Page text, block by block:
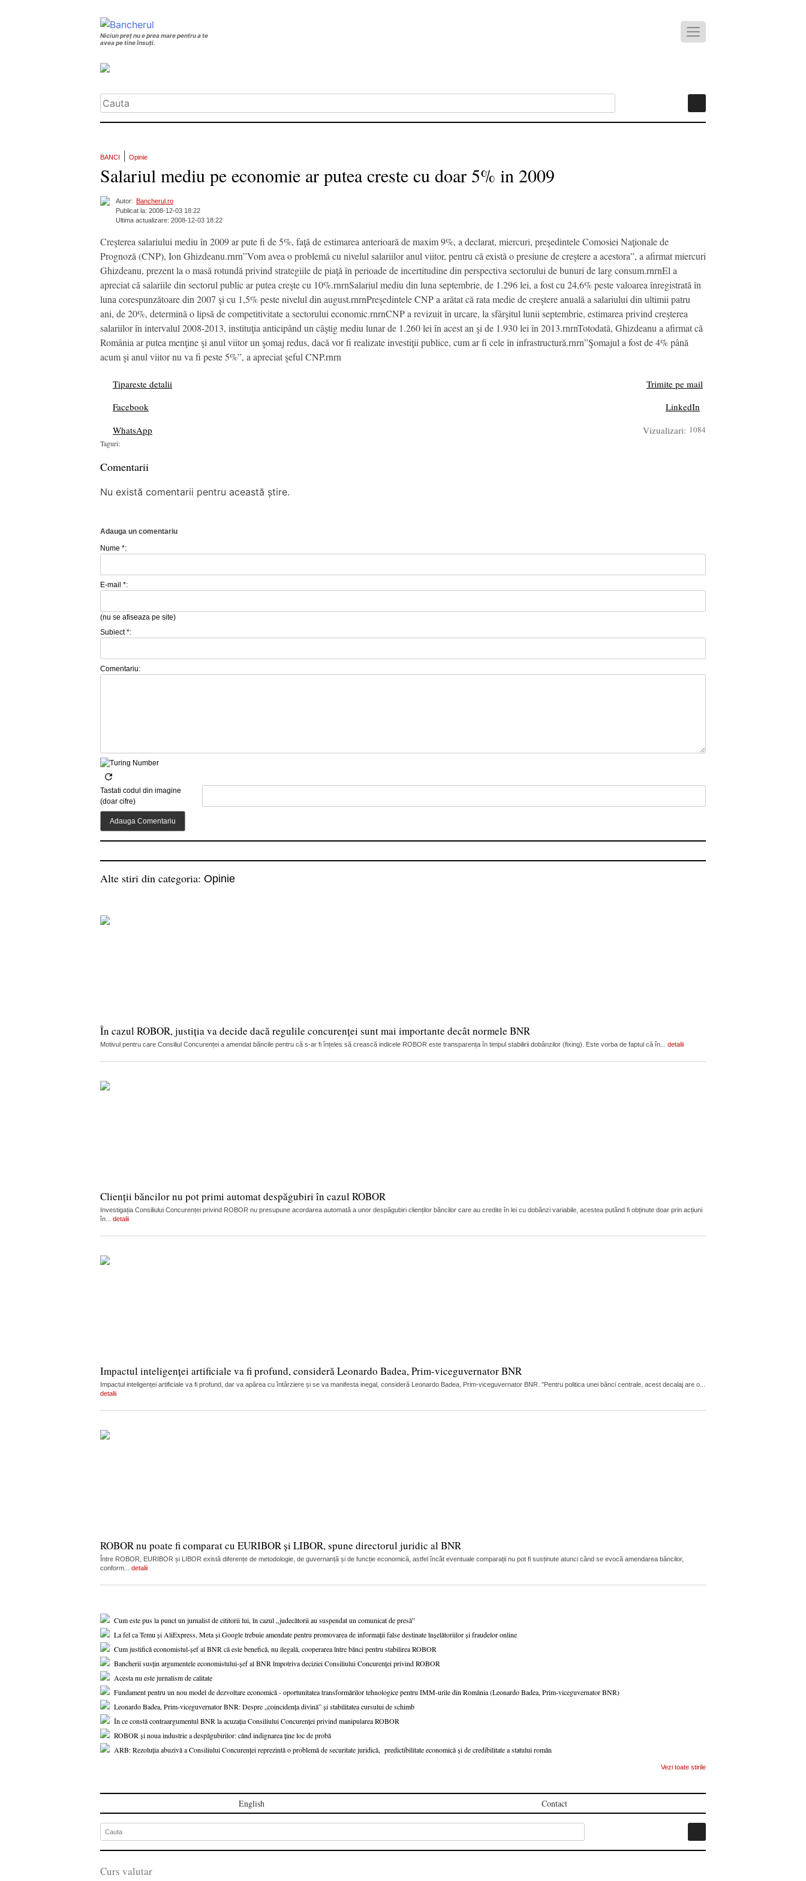
Niciun preț nu e prea mare pentru a te
avea pe tine însuți.
BANCI Opinie
Salariul mediu pe economie ar putea creste cu doar 5% in 2009
Autor: Bancherul.ro
Publicat la: 2008-12-03 18:22
Ultima actualizare: 2008-12-03 18:22
Creşterea salariului mediu în 2009 ar pute fi de 5%, faţă de estimarea anterioară de maxim 9%, a declarat, miercuri, preşedintele Comosiei Naţionale de
Prognoză (CNP), Ion Ghizdeanu.rnrn”Vom avea o problemă cu nivelul salariilor anul viitor, pentru că există o presiune de creştere a acestora”, a afirmat miercuri
Ghizdeanu, prezent la o masă rotundă privind strategiile de piaţă în perioade de incertitudine din perspectiva sectorului de bunuri de larg consum.rnrnEl a
apreciat că salariile din sectorul public ar putea creşte cu 10%.rnrnSalariul mediu din luna septembrie, de 1.296 lei, a fost cu 24,6% peste valoarea înregistrată în
luna corespunzătoare din 2007 şi cu 1,5% peste nivelul din august.rnrnPreşedintele CNP a arătat că rata medie de creştere anuală a salariului din ultimii patru
ani, de 20%, determină o lipsă de competitivitate a sectorului economic.rnrnCNP a revizuit în urcare, la sfârşitul lunii septembrie, estimarea privind creşterea
salariilor în intervalul 2008-2013, instituţia anticipând un câştig mediu lunar de 1.260 lei în acest an şi de 1.930 lei în 2013.rnrnTotodată, Ghizdeanu a afirmat că
România ar putea menţine şi anul viitor un şomaj redus, dacă vor fi realizate investiţii publice, cum ar fi cele în infrastructură.rnrn”Şomajul a fost de 4% până
acum şi anul viitor nu va fi peste 5%”, a apreciat şeful CNP.rnrn
Tipareste detalii
Trimite pe mail
Facebook
LinkedIn
WhatsApp
Vizualizari: 1084
Taguri:
Comentarii
Nu există comentarii pentru această știre.
Adauga un comentariu
Nume *:
E-mail *:
(nu se afiseaza pe site)
Subiect *:
Comentariu:
Tastati codul din imagine
(doar cifre)
Alte stiri din categoria: Opinie
În cazul ROBOR, justiția va decide dacă regulile concurenței sunt mai importante decât normele BNR
Motivul pentru care Consiliul Concurenței a amendat băncile pentru că s-ar fi înțeles să crească indicele ROBOR este transparența în timpul stabilirii dobânzilor (fixing). Este vorba de faptul că în... detalii
Clienții băncilor nu pot primi automat despăgubiri în cazul ROBOR
Investigația Consiliului Concurenței privind ROBOR nu presupune acordarea automată a unor despăgubiri clienților băncilor care au credite în lei cu dobânzi variabile, acestea putând fi obținute doar prin acțiuni
în... detalii
Impactul inteligenței artificiale va fi profund, consideră Leonardo Badea, Prim-viceguvernator BNR
Impactul inteligenței artificiale va fi profund, dar va apărea cu întârziere și se va manifesta inegal, consideră Leonardo Badea, Prim-viceguvernator BNR. "Pentru politica unei bănci centrale, acest decalaj are o...
detalii
ROBOR nu poate fi comparat cu EURIBOR și LIBOR, spune directorul juridic al BNR
Între ROBOR, EURIBOR și LIBOR există diferențe de metodologie, de guvernanță și de funcție economică, astfel încât eventuale comparații nu pot fi susținute atunci când se evocă amendarea băncilor,
conform... detalii
Cum este pus la punct un jurnalist de cititorii lui, în cazul „judecătorii au suspendat un comunicat de presă”
La fel ca Temu și AliExpress, Meta și Google trebuie amendate pentru promovarea de informații false destinate înșelătoriilor și fraudelor online
Cum justifică economistul-șef al BNR că este benefică, nu ilegală, cooperarea între bănci pentru stabilirea ROBOR
Bancherii susțin argumentele economistului-șef al BNR împotriva deciziei Consiliului Concurenței privind ROBOR
Acesta nu este jurnalism de calitate
Fundament pentru un nou model de dezvoltare economică - oportunitatea transformărilor tehnologice pentru IMM-urile din România (Leonardo Badea, Prim-viceguvernator BNR)
Leonardo Badea, Prim-viceguvernator BNR: Despre „coincidența divină” și stabilitatea cursului de schimb
În ce constă contraargumentul BNR la acuzația Consiliului Concurenței privind manipularea ROBOR
ROBOR și noua industrie a despăgubirilor: când indignarea ține loc de probă
ARB: Rezoluția abuzivă a Consiliului Concurenței reprezintă o problemă de securitate juridică, predictibilitate economică și de credibilitate a statului român
Vezi toate stirile
English Contact
Curs valutar